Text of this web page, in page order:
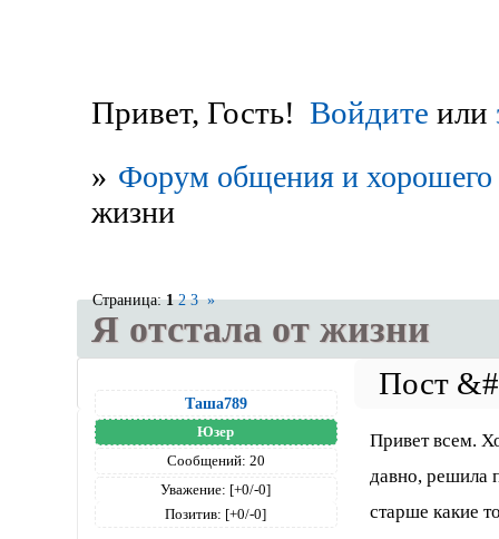
Привет, Гость! Войдите или
» Форум общения и хорошего
жизни
Я отстала от жизни
Страница:1 2 3 »
Таша789
Юзер
Сообщений: 20
Уважение: [+0/-0]
Позитив: [+0/-0]
Привет всем.
давно, решила
старше какие